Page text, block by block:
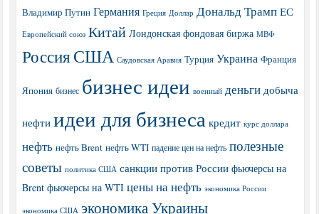
Владимир Путин Германия Греция Доллар Дональд Трамп ЕС
Европейский союз Китай Лондонская фондовая биржа МВФ
РоссияСША Саудовская Аравия Турция Украина Франция
Япония бизнес бизнес идеи военный деньги добыча
нефти идеи для бизнеса кредит курс доллара
нефть нефть Brent нефть WTI падение цен на нефть полезные
советы политика США санкции против России фьючерсы на
Brent фьючерсы на WTI цены на нефть экономика России
экономика США экономика Украины